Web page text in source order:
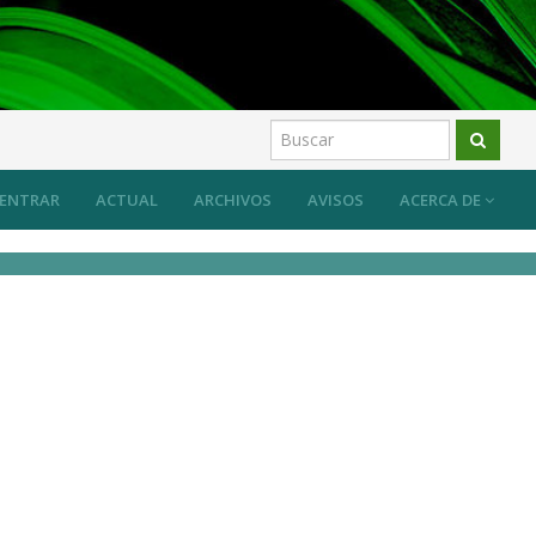
ACTUAL ARCHIVOS AVISOS ACERCA DE
ENTRAR
desde las prácticas artísticas? Artículos